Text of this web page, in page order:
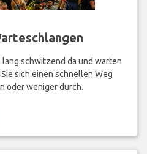
schwitzend da und warten
sich einen schnellen Weg
oder weniger durch.